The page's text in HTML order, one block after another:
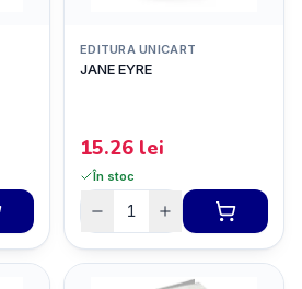
EDITURA UNICART
JANE EYRE
15.26 lei
În stoc